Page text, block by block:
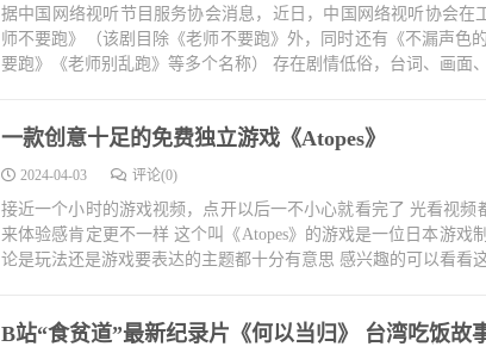
据中国网络视听节目服务协会消息，近日，中国网络视听协会在
师不要跑》（该剧目除《老师不要跑》外，同时还有《不漏声色
要跑》《老师别乱跑》等多个名称） 存在剧情低俗，台词、画面
一款创意十足的免费独立游戏《Atopes》
2024-04-03 评论(0)
接近一个小时的游戏视频，点开以后一不小心就看完了 光看视频
来体验感肯定更不一样 这个叫《Atopes》的游戏是一位日本游戏
论是玩法还是游戏要表达的主题都十分有意思 感兴趣的可以看看
B站“食贫道”最新纪录片《何以当归》 台湾吃饭故